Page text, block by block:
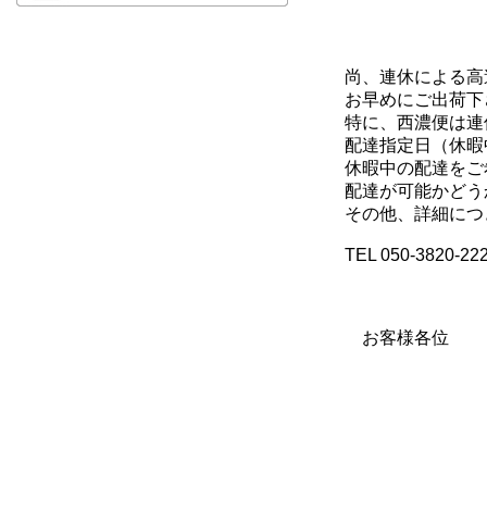
尚、連休による高
お早めにご出荷下
特に、西濃便は連
配達指定日（休暇
休暇中の配達をご
配達が可能かどう
その他、詳細につ
TEL 050-3820-
お客様各位